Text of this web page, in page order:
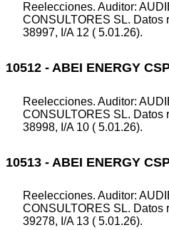
Reelecciones. Auditor:
CONSULTORES SL. Datos
38997, I/A 12 ( 5.01.26).
10512 - ABEI ENERGY
Reelecciones. Auditor:
CONSULTORES SL. Datos
38998, I/A 10 ( 5.01.26).
10513 - ABEI ENERGY
Reelecciones. Auditor:
CONSULTORES SL. Datos
39278, I/A 13 ( 5.01.26).